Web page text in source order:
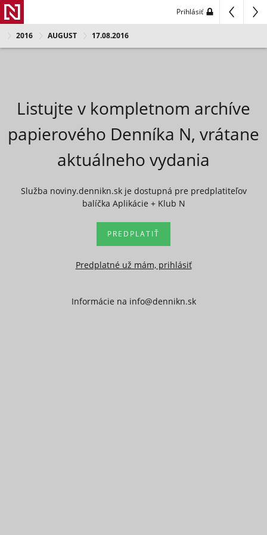
Prihlásiť
2016 AUGUST 17.08.2016
Listujte v kompletnom archíve
papierového Denníka N, vrátane
aktuálneho vydania
Služba noviny.dennikn.sk je dostupná pre predplatiteľov
balíčka Aplikácie + Klub N
PREDPLATIŤ
Predplatné už mám, prihlásiť
Informácie na info@dennikn.sk